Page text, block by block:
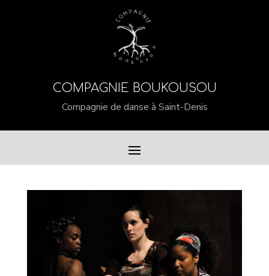
COMPAGNIE BOUKOUSOU
Compagnie de danse à Saint-Denis